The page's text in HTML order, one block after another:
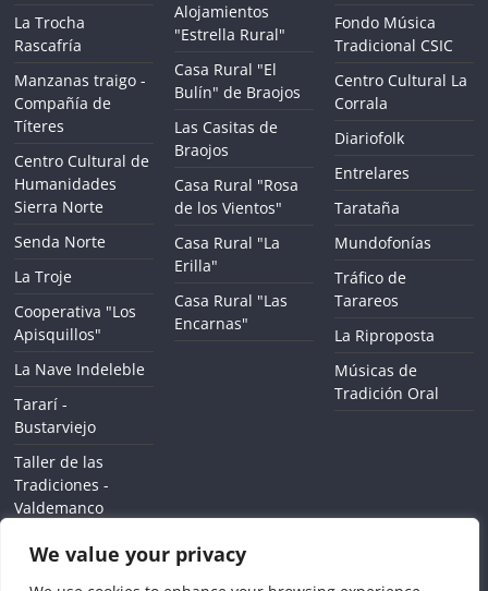
We value your privacy
La Trocha
Rascafría
Manzanas traigo -
Compañía de
Títeres
Centro Cultural de
Humanidades
Sierra Norte
Senda Norte
La Troje
Cooperativa "Los
Apisquillos"
La Nave Indeleble
Tararí -
Bustarviejo
Taller de las
Tradiciones -
Valdemanco
Alojamientos
"Estrella Rural"
Casa Rural "El
Bulín" de Braojos
Las Casitas de
Braojos
Casa Rural "Rosa
de los Vientos"
Casa Rural "La
Erilla"
Casa Rural "Las
Encarnas"
Fondo Música
Tradicional CSIC
Centro Cultural La
Corrala
Diariofolk
Entrelares
Tarataña
Mundofonías
Tráfico de
Tarareos
La Riproposta
Músicas de
Tradición Oral